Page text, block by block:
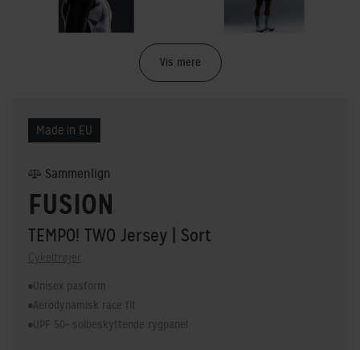
Vis mere
Made in EU
FUSION
TEMPO! TWO Jersey | Sort
Cykeltrøjer
Unisex pasform
Aerodynamisk race fit
UPF 50+ solbeskyttende rygpanel
Sammenlign